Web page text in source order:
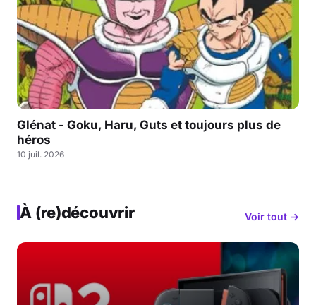
Glénat - Goku, Haru, Guts et toujours plus de
héros
10 juil. 2026
À (re)découvrir Voir tout →